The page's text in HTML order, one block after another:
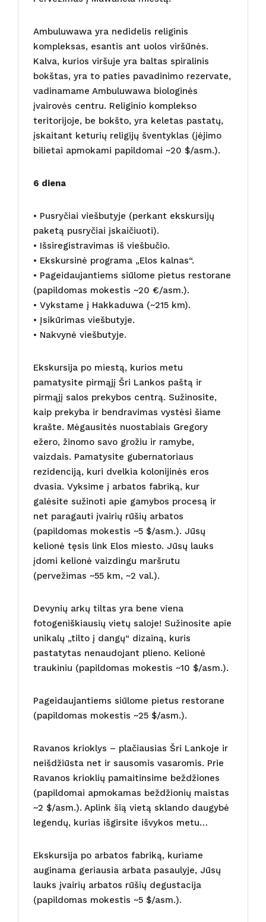
Ambuluwawa yra nedidelis religinis
kompleksas, esantis ant uolos viršūnės.
Kalva, kurios viršuje yra baltas spiralinis
bokštas, yra to paties pavadinimo rezervate,
vadinamame Ambuluwawa biologinės
įvairovės centru. Religinio komplekso
teritorijoje, be bokšto, yra keletas pastatų,
įskaitant keturių religijų šventyklas (įėjimo
bilietai apmokami papildomai ~20 $/asm.).
6 diena
• Pusryčiai viešbutyje (perkant ekskursijų
paketą pusryčiai įskaičiuoti).
• Išsiregistravimas iš viešbučio.
• Ekskursinė programa „Elos kalnas“.
• Pageidaujantiems siūlome pietus restorane
(papildomas mokestis ~20 €/asm.).
• Vykstame į Hakkaduwa (~215 km).
• Įsikūrimas viešbutyje.
• Nakvynė viešbutyje.
Ekskursija po miestą, kurios metu
pamatysite pirmąjį Šri Lankos paštą ir
pirmąjį salos prekybos centrą. Sužinosite,
kaip prekyba ir bendravimas vystėsi šiame
krašte. Mėgausitės nuostabiais Gregory
ežero, žinomo savo grožiu ir ramybe,
vaizdais. Pamatysite gubernatoriaus
rezidenciją, kuri dvelkia kolonijinės eros
dvasia. Vyksime į arbatos fabriką, kur
galėsite sužinoti apie gamybos procesą ir
net paragauti įvairių rūšių arbatos
(papildomas mokestis ~5 $/asm.). Jūsų
kelionė tęsis link Elos miesto. Jūsų lauks
įdomi kelionė vaizdingu maršrutu
(pervežimas ~55 km, ~2 val.).
Devynių arkų tiltas yra bene viena
fotogeniškiausių vietų saloje! Sužinosite apie
unikalų „tilto į dangų“ dizainą, kuris
pastatytas nenaudojant plieno. Kelionė
traukiniu (papildomas mokestis ~10 $/asm.).
Pageidaujantiems siūlome pietus restorane
(papildomas mokestis ~25 $/asm.).
Ravanos krioklys – plačiausias Šri Lankoje ir
neišdžiūsta net ir sausomis vasaromis. Prie
Ravanos krioklių pamaitinsime beždžiones
(papildomai apmokamas beždžionių maistas
~2 $/asm.). Aplink šią vietą sklando daugybė
legendų, kurias išgirsite išvykos metu…
Ekskursija po arbatos fabriką, kuriame
auginama geriausia arbata pasaulyje, Jūsų
lauks įvairių arbatos rūšių degustacija
(papildomas mokestis ~5 $/asm.).